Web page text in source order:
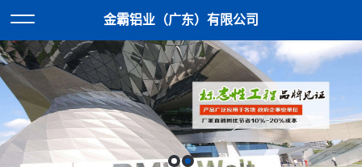
金霸铝业（广东）有限公司